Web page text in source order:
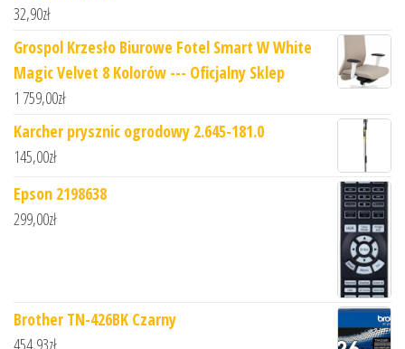
32,90zł
Grospol Krzesło Biurowe Fotel Smart W White
Magic Velvet 8 Kolorów --- Oficjalny Sklep
1 759,00zł
Karcher prysznic ogrodowy 2.645-181.0
145,00zł
Epson 2198638
299,00zł
Brother TN-426BK Czarny
454,93zł